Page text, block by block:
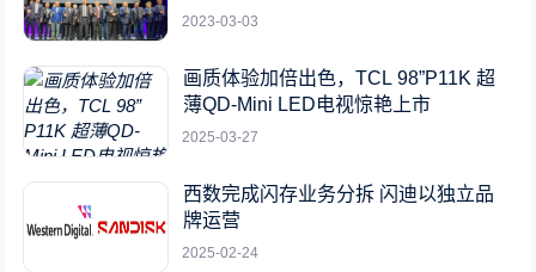
2023-03-03
画质体验加倍出色，TCL 98”P11K 超
薄QD-Mini LED电视惊艳上市
2025-03-27
西数完成闪存业务分拆 闪迪以独立品
牌运营
2025-02-24